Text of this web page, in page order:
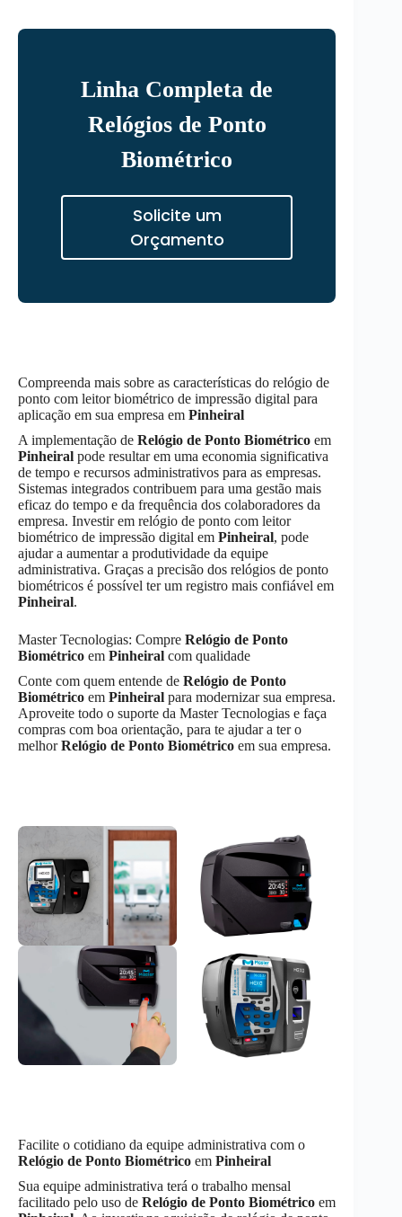
Linha Completa de
Relógios de Ponto
Biométrico
Solicite um
Orçamento
Compreenda mais sobre as características do relógio de
ponto com leitor biométrico de impressão digital para
aplicação em sua empresa em Pinheiral
A implementação de Relógio de Ponto Biométrico em
Pinheiral pode resultar em uma economia significativa
de tempo e recursos administrativos para as empresas.
Sistemas integrados contribuem para uma gestão mais
eficaz do tempo e da frequência dos colaboradores da
empresa. Investir em relógio de ponto com leitor
biométrico de impressão digital em Pinheiral, pode
ajudar a aumentar a produtividade da equipe
administrativa. Graças a precisão dos relógios de ponto
biométricos é possível ter um registro mais confiável em
Pinheiral.
Master Tecnologias: Compre Relógio de Ponto
Biométrico em Pinheiral com qualidade
Conte com quem entende de Relógio de Ponto
Biométrico em Pinheiral para modernizar sua empresa.
Aproveite todo o suporte da Master Tecnologias e faça
compras com boa orientação, para te ajudar a ter o
melhorRelógio de Ponto Biométrico em sua empresa.
Facilite o cotidiano da equipe administrativa com o
Relógio de Ponto Biométrico em Pinheiral
Sua equipe administrativa terá o trabalho mensal
facilitado pelo uso de Relógio de Ponto Biométrico em